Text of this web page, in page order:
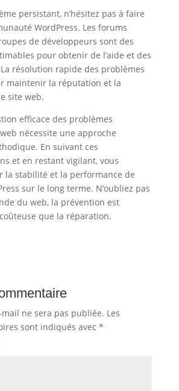
persistant, n’hésitez pas à faire
WordPress. Les forums
de développeurs sont des
pour obtenir de l’aide et des
résolution rapide des problèmes
maintenir la réputation et la
site web.
efficace des problèmes
nécessite une approche
En suivant ces
et en restant vigilant, vous
la stabilité et la performance de
sur le long terme. N’oubliez pas
du web, la prévention est
que la réparation.
ne sera pas publiée. Les
sont indiqués avec *